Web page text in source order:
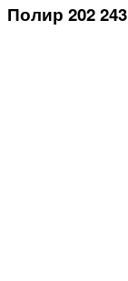
Полир 202